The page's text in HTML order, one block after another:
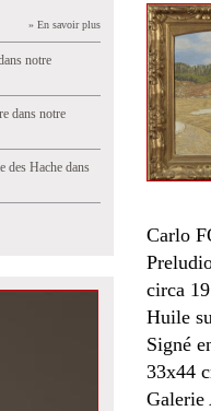
» En savoir plus
notre
dans notre
des Hache dans
Carlo
circa
Huile
Signé
33x44
Galerie